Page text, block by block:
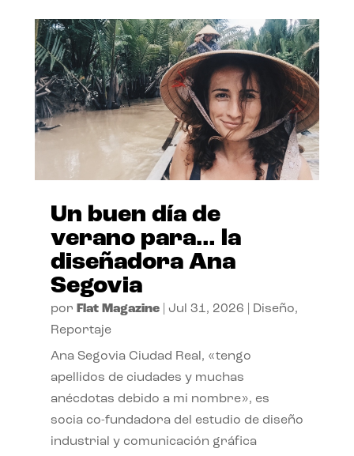
Un buen día de
verano para… la
diseñadora Ana
Segovia
por Flat Magazine| Jul 31, 2026 Diseño,
Reportaje
Ana Segovia Ciudad Real, «tengo
apellidos de ciudades y muchas
anécdotas debido a mi nombre», es
socia co-fundadora del estudio de diseño
industrial y comunicación gráfica